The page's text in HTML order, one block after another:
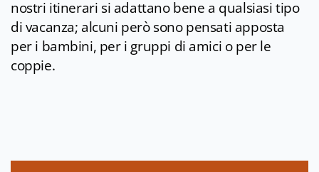
nostri itinerari si adattano bene a qualsiasi tipo
di vacanza; alcuni però sono pensati apposta
per i bambini, per i gruppi di amici o per le
coppie.